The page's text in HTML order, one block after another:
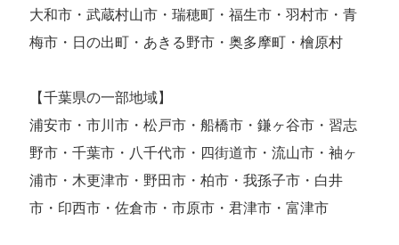
大和市・武蔵村山市・瑞穂町・福生市・羽村市・青
梅市・日の出町・あきる野市・奥多摩町・檜原村
【千葉県の一部地域】
浦安市・市川市・松戸市・船橋市・鎌ヶ谷市・習志
野市・千葉市・八千代市・四街道市・流山市・袖ヶ
浦市・木更津市・野田市・柏市・我孫子市・白井
市・印西市・佐倉市・市原市・君津市・富津市